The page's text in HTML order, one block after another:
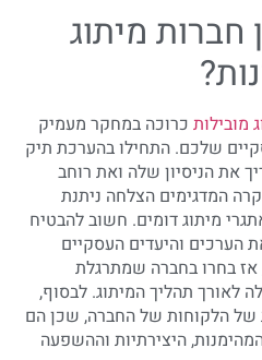
חברות מיתוג
מובילות כרוכה במחקר מעמיק
שלכם. התחילו בהערכת תיק
את הניסיון שלה ואת רוחב
המדגימים הצלחה ניתנת
מיתוג דומים. חשוב להבטיח
והיעדים העסקיים
בחרו בחברה שמתרגלת
לאורך תהליך המיתוג. לבסוף,
של הלקוחות של החברה, שכן הם
היצירתיות וההשפעה